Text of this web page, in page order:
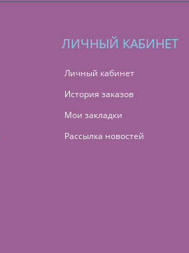
ЛИЧНЫЙ КАБИНЕТ
Личный кабинет
История заказов
Мои закладки
Рассылка новостей